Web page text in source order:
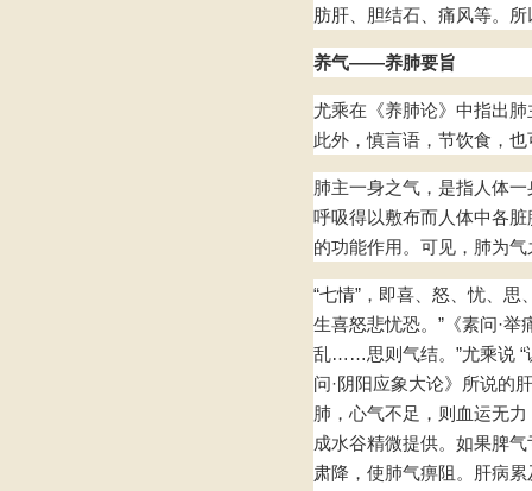
肪肝、胆结石、痛风等。
养气——养肺要旨
尤乘在《养肺论》中指出
此外，慎言语，节饮食，
肺主一身之气，是指人体
呼吸得以敷布而人体中各
的功能作用。可见，肺为
“七情”，即喜、怒、忧、
生喜怒悲忧恐。”《素问·
乱……思则气结。”尤乘说 “
问·阴阳应象大论》所说的
肺，心气不足，则血运无
成水谷精微提供。如果脾
肃降，使肺气痹阻。肝病